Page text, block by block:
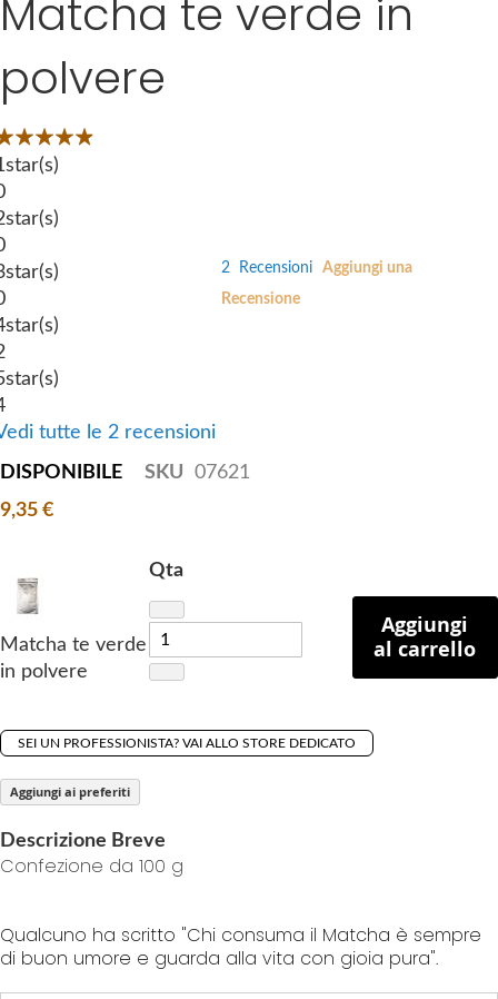
g
a
l
l
e
r
y
p
t
o
t
h
e
b
e
g
i
n
n
i
n
o
f
m
a
l
e
y
Matcha te verde in
polvere
of100
star(s)
star(s)
star(s)
star(s)
star(s)
tutte le 2 recensioni
2 Recensioni
Aggiungi una
Recensione
DISPONIBILE SKU
07621
9,35 €
Matcha te verde
in polvere
Qta
Aggiungi
al carrello
SEI UN PROFESSIONISTA? VAI ALLO STORE DEDICATO
Aggiungi ai preferiti
Descrizione Breve
Confezione da 100 g
Qualcuno ha scritto "Chi consuma il Matcha è sempre
di buon umore e guarda alla vita con gioia pura".